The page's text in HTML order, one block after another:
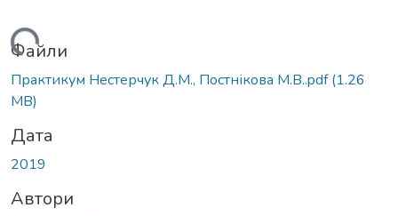
Файли
Практикум Нестерчук Д.М., Постнікова М.В..pdf(1.26
MB)
Дата
2019
Автори